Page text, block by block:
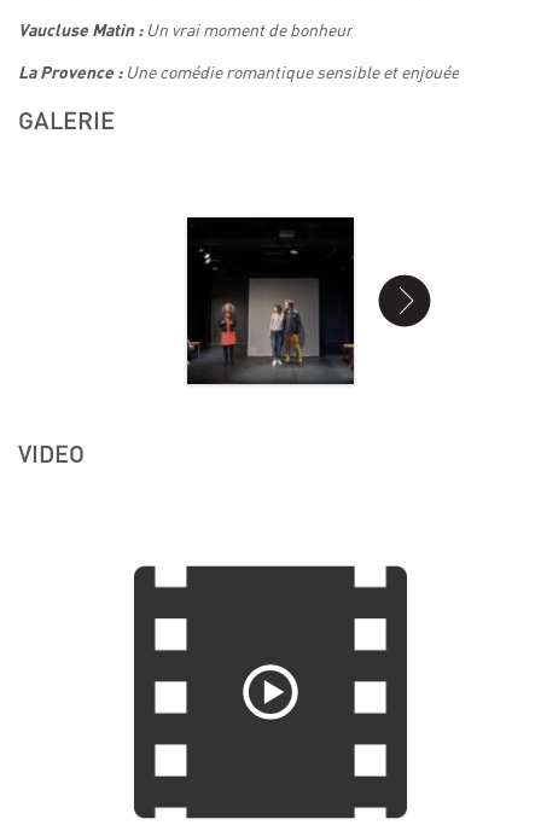
Vaucluse Matin : Un vrai moment de bonheur
La Provence : Une comédie romantique sensible et enjouée
GALERIE
VIDEO